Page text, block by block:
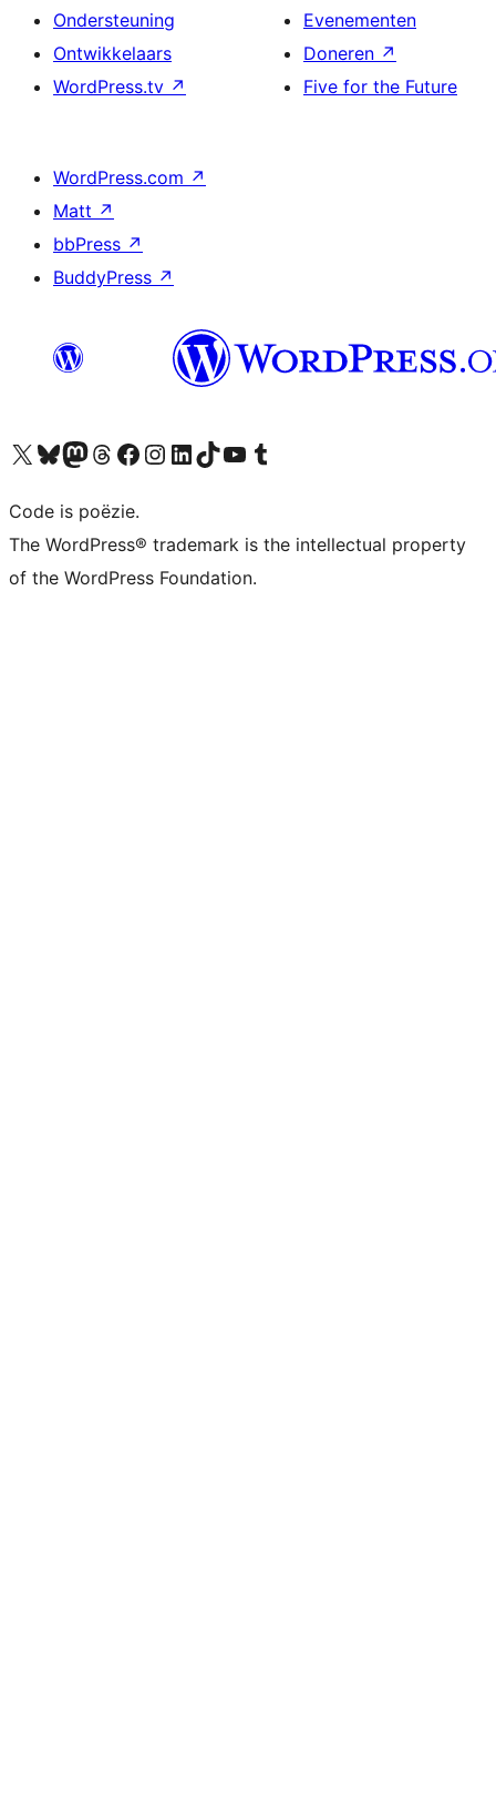
Ondersteuning
Ontwikkelaars
WordPress.tv ↗
Evenementen
Doneren ↗
Five for the Future
WordPress.com ↗
Matt ↗
bbPress ↗
BuddyPress ↗
Bezoek ons X (voorheen Twitter) account
Bezoek ons Bluesky account
Bezoek ons Mastodon account
Bezoek ons Threads account
Onze Facebook pagina bezoeken
Bezoek ons Instagram account
Bezoek ons LinkedIn account
Bezoek ons TikTok account
Bezoek ons YouTube kanaalBezoek ons Tumblr account
Code is poëzie.
The WordPress® trademark is the intellectual property
of the WordPress Foundation.